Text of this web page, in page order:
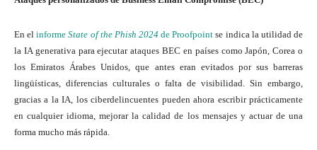
En elinformeState of the Phish 2024de Proofpoint se indica la utilidad de
la IA generativa para ejecutar ataques BEC en países como Japón, Corea o
los Emiratos Árabes Unidos, que antes eran evitados por sus barreras
lingüísticas, diferencias culturales o falta de visibilidad. Sin embargo,
gracias a la IA, los ciberdelincuentes pueden ahora escribir prácticamente
en cualquier idioma, mejorar la calidad de los mensajes y actuar de una
forma mucho más rápida.